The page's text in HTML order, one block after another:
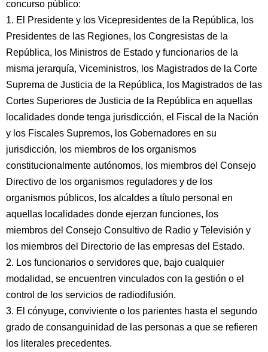
concurso público:
1. El Presidente y los Vicepresidentes de la República, los
Presidentes de las Regiones, los Congresistas de la
República, los Ministros de Estado y funcionarios de la
misma jerarquía, Viceministros, los Magistrados de la Corte
Suprema de Justicia de la República, los Magistrados de las
Cortes Superiores de Justicia de la República en aquellas
localidades donde tenga jurisdicción, el Fiscal de la Nación
y los Fiscales Supremos, los Gobernadores en su
jurisdicción, los miembros de los organismos
constitucionalmente autónomos, los miembros del Consejo
Directivo de los organismos reguladores y de los
organismos públicos, los alcaldes a título personal en
aquellas localidades donde ejerzan funciones, los
miembros del Consejo Consultivo de Radio y Televisión y
los miembros del Directorio de las empresas del Estado.
2. Los funcionarios o servidores que, bajo cualquier
modalidad, se encuentren vinculados con la gestión o el
control de los servicios de radiodifusión.
3. El cónyuge, conviviente o los parientes hasta el segundo
grado de consanguinidad de las personas a que se refieren
los literales precedentes.